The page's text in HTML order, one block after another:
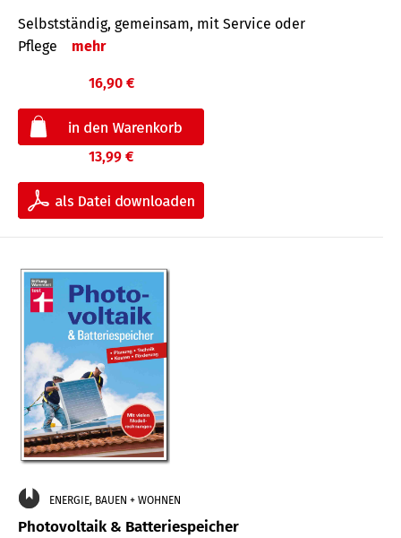
Selbstständig, gemeinsam, mit Service oder
Pflege
mehr
16,90 €
13,99 €
ENERGIE, BAUEN + WOHNEN
Photovoltaik & Batteriespeicher